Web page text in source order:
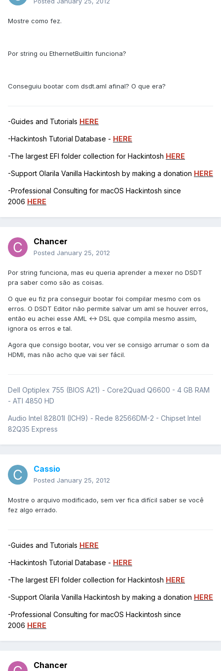
Mostre como fez.
Por string ou EthernetBuiltIn funciona?
Conseguiu bootar com dsdt.aml afinal? O que era?
-Guides and Tutorials HERE
-Hackintosh Tutorial Database - HERE
-The largest EFI folder collection for Hackintosh HERE
-Support Olarila Vanilla Hackintosh by making a donation HERE
-Professional Consulting for macOS Hackintosh since
2006 HERE
Chancer
Posted January 25, 2012
Por string funciona, mas eu queria aprender a mexer no DSDT
pra saber como são as coisas.
O que eu fiz pra conseguir bootar foi compilar mesmo com os
erros. O DSDT Editor não permite salvar um aml se houver erros,
então eu achei esse AML <-> DSL que compila mesmo assim,
ignora os erros e tal.
Agora que consigo bootar, vou ver se consigo arrumar o som da
HDMI, mas não acho que vai ser fácil.
Dell Optiplex 755 (BIOS A21) - Core2Quad Q6600 - 4 GB RAM
- ATI 4850 HD
Audio Intel 82801I (ICH9) - Rede 82566DM-2 - Chipset Intel
82Q35 Express
Cassio
Posted January 25, 2012
Mostre o arquivo modificado, sem ver fica difícil saber se você
fez algo errado.
-Guides and Tutorials HERE
-Hackintosh Tutorial Database - HERE
-The largest EFI folder collection for Hackintosh HERE
-Support Olarila Vanilla Hackintosh by making a donation HERE
-Professional Consulting for macOS Hackintosh since
2006 HERE
Chancer